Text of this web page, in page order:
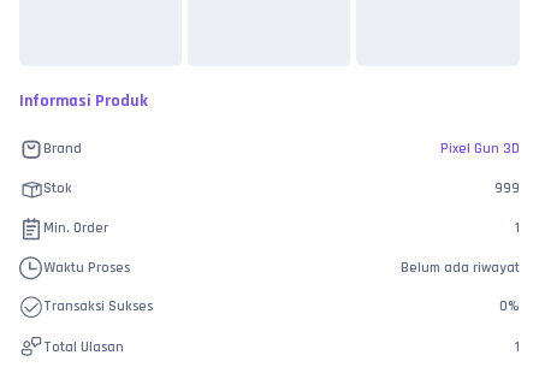
Informasi Produk
Brand Pixel Gun 3D
Stok 999
Min. Order 1
Waktu Proses Belum ada riwayat
Transaksi Sukses 0%
Total Ulasan 1